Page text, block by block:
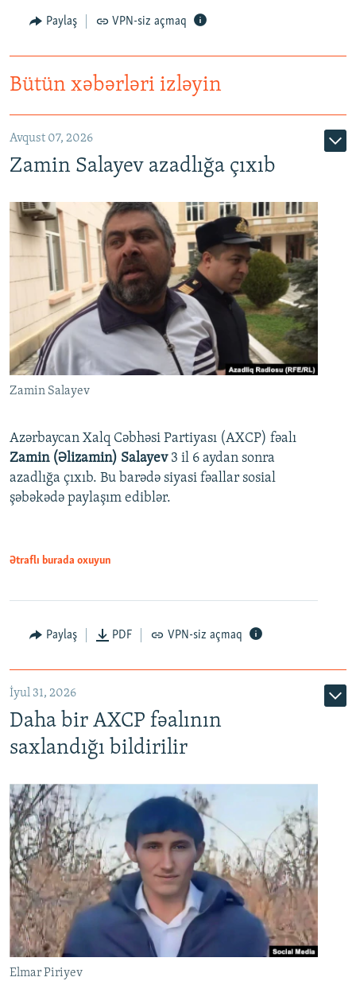
Paylaş VPN-siz açmaq
Bütün xəbərləri izləyin
Avqust 07, 2026
Zamin Salayev azadlığa çıxıb
Zamin Salayev
Azərbaycan Xalq Cəbhəsi Partiyası (AXCP) fəalı
Zamin (Əlizamin) Salayev 3 il 6 aydan sonra
azadlığa çıxıb. Bu barədə siyasi fəallar sosial
şəbəkədə paylaşım ediblər.
Ətraflı burada oxuyun
Paylaş PDF VPN-siz açmaq
İyul 31, 2026
Daha bir AXCP fəalının
saxlandığı bildirilir
Elmar Piriyev